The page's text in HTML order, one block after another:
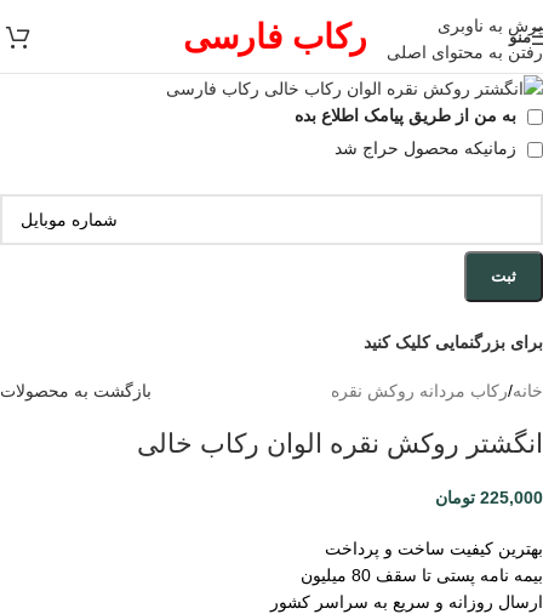
پرش به ناوبری
رفتن به محتوای اصلی
منو رکاب فارسی
به من از طریق پیامک اطلاع بده
زمانیکه محصول حراج شد
ثبت
برای بزرگنمایی کلیک کنید
خانه/رکاب مردانه روکش نقره بازگشت به محصولات
انگشتر روکش نقره الوان رکاب خالی
225,000 تومان
بهترین کیفیت ساخت و پرداخت
بیمه نامه پستی تا سقف 80 میلیون
ارسال روزانه و سریع به سراسر کشور